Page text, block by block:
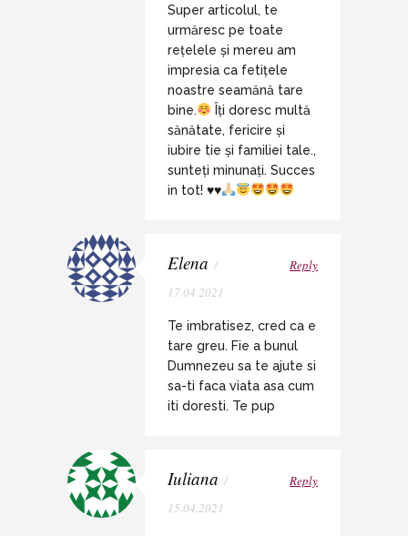
Super articolul, te
urmăresc pe toate
rețelele și mereu am
impresia ca fetițele
noastre seamănă tare
bine.
Îți doresc multă
sănătate, fericire și
iubire tie și familiei tale.,
sunteți minunați. Succes
in tot! ♥️♥️
Elena /
17.04.2021
Reply
Te imbratisez, cred ca e
tare greu. Fie a bunul
Dumnezeu sa te ajute si
sa-ti faca viata asa cum
iti doresti. Te pup
Iuliana /
15.04.2021
Reply